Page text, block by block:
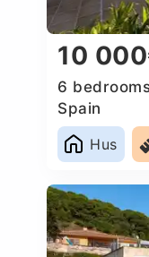
10
6
Spain
Hus